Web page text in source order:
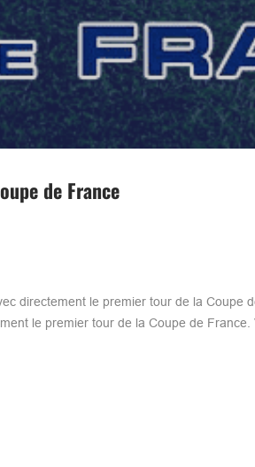
de France
directement le premier tour de la Coupe
le premier tour de la Coupe de France.